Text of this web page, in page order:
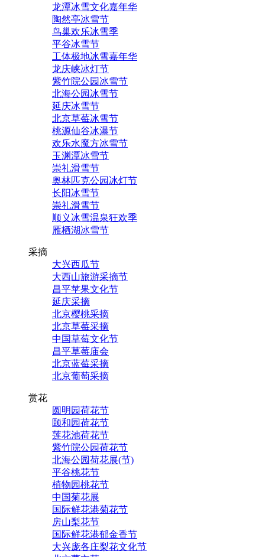
龙潭冰雪文化嘉年华
陶然亭冰雪节
鸟巢欢乐冰雪季
平谷冰雪节
工体极地冰雪嘉年华
龙庆峡冰灯节
紫竹院公园冰雪节
北海公园冰雪节
延庆冰雪节
北京草莓冰雪节
桃源仙谷冰瀑节
欢乐水魔方冰雪节
玉渊潭冰雪节
崇礼滑雪节
奥林匹克公园冰灯节
长阳冰雪节
崇礼滑雪节
顺义冰雪温泉狂欢季
雁栖湖冰雪节
采摘
大兴西瓜节
大西山旅游采摘节
昌平苹果文化节
延庆采摘
北京樱桃采摘
北京草莓采摘
中国草莓文化节
昌平草莓庙会
北京蓝莓采摘
北京葡萄采摘
赏花
圆明园荷花节
颐和园荷花节
莲花池荷花节
紫竹院公园荷花节
北海公园荷花展(节)
平谷桃花节
植物园桃花节
中国菊花展
国际鲜花港菊花节
房山梨花节
国际鲜花港郁金香节
大兴庞各庄梨花文化节